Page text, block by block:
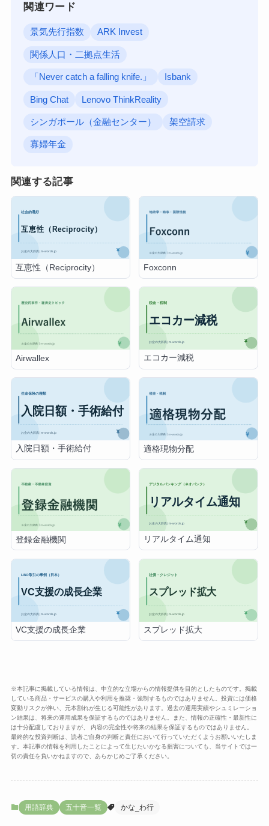
関連ワード
景気先行指数 ARK Invest
関係人口・二拠点生活
「Never catch a falling knife.」 Isbank
Bing Chat Lenovo ThinkReality
シンガポール（金融センター） 架空請求
寡婦年金
関連する記事
互恵性（Reciprocity） Foxconn
Airwallex エコカー減税
入院日額・手術給付 適格現物分配
登録金融機関 リアルタイム通知
VC支援の成長企業 スプレッド拡大
※本記事に掲載している情報は、中立的な立場からの情報提供を目的としたものです。掲載
している商品・サービスの購入や利用を推奨・強制するものではありません。投資には価格
変動リスクが伴い、元本割れが生じる可能性があります。過去の運用実績やシュミレーショ
ン結果は、将来の運用成果を保証するものではありません。また、情報の正確性・最新性に
は十分配慮しておりますが、 内容の完全性や将来の結果を保証するものではありません。
最終的な投資判断は、読者ご自身の判断と責任において行っていただくようお願いいたしま
す。本記事の情報を利用したことによって生じたいかなる損害についても、当サイトでは一
切の責任を負いかねますので、あらかじめご了承ください。
用語辞典 五十音一覧 かな_わ行